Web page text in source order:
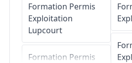
Formation Permis
Exploitation
Lupcourt
Formation Permis